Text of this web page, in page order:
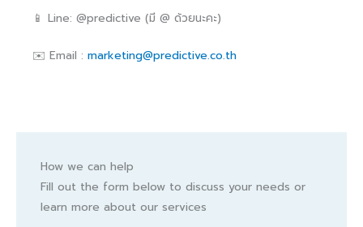
📱 Line: @predictive (มี @ ด้วยนะคะ)
✉️ Email : marketing@predictive.co.th
How we can help
Fill out the form below to discuss your needs or
learn more about our services